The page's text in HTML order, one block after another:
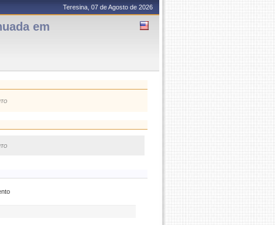
Teresina, 07 de Agosto de 2026
em